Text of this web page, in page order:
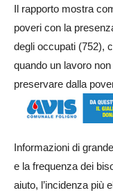
Il rapporto mostra
poveri con la
degli occupati (752),
quando un lavoro
preservare dalla
Informazioni di
e la frequenza dei
aiuto, l’incidenza più